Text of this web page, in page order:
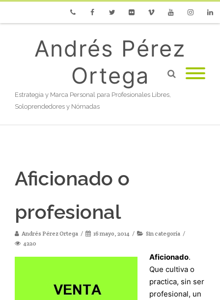
Andrés Pérez
Ortega
Estrategia y Marca Personal para Profesionales Libres,
Soloprendedores y Nómadas
Aficionado o
profesional
Andrés Pérez Ortega 16 mayo, 2014
Sin categoría
4220
Aficionado.
Que cultiva o
practica, sin ser
profesional, un